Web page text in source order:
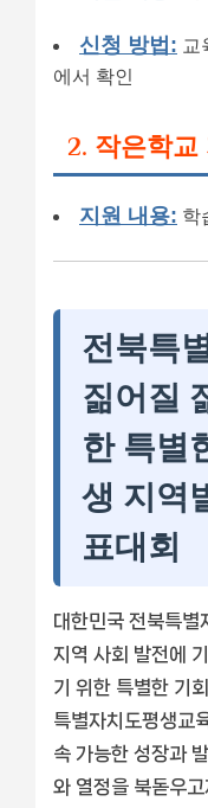
신청 방법: 교
에서 확인
2. 작은학교
지원 내용: 학
전북특
짊어질
한 특별
생 지역
표대회
대한민국 전북특별
지역 사회 발전에
기 위한 특별한 기
특별자치도평생교
속 가능한 성장과
와 열정을 북돋우